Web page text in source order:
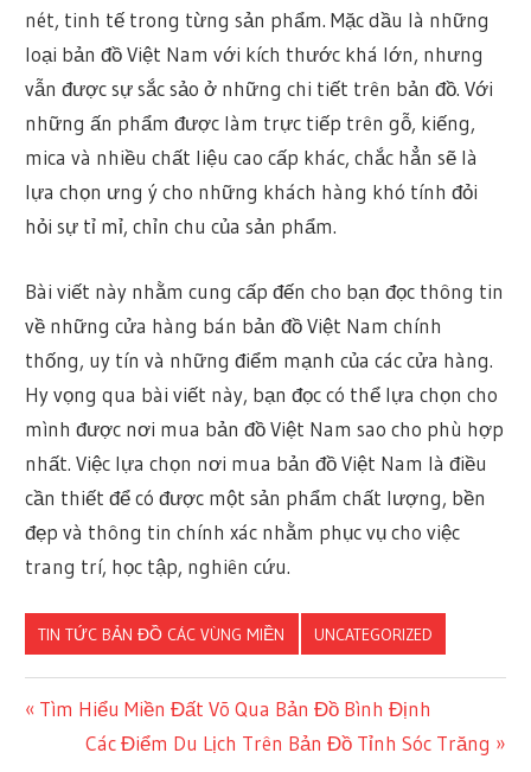
nét, tinh tế trong từng sản phẩm. Mặc dầu là những
loại bản đồ Việt Nam với kích thước khá lớn, nhưng
vẫn được sự sắc sảo ở những chi tiết trên bản đồ. Với
những ấn phẩm được làm trực tiếp trên gỗ, kiếng,
mica và nhiều chất liệu cao cấp khác, chắc hẳn sẽ là
lựa chọn ưng ý cho những khách hàng khó tính đỏi
hỏi sự tỉ mỉ, chỉn chu của sản phẩm.
Bài viết này nhằm cung cấp đến cho bạn đọc thông tin
về những cửa hàng bán bản đồ Việt Nam chính
thống, uy tín và những điểm mạnh của các cửa hàng.
Hy vọng qua bài viết này, bạn đọc có thể lựa chọn cho
mình được nơi mua bản đồ Việt Nam sao cho phù hợp
nhất. Việc lựa chọn nơi mua bản đồ Việt Nam là điều
cần thiết để có được một sản phẩm chất lượng, bền
đẹp và thông tin chính xác nhằm phục vụ cho việc
trang trí, học tập, nghiên cứu.
TIN TỨC BẢN ĐỒ CÁC VÙNG MIỀN UNCATEGORIZED
Previous
Tìm Hiểu Miền Đất Võ Qua Bản Đồ Bình Định
Next
Các Điểm Du Lịch Trên Bản Đồ Tỉnh Sóc Trăng